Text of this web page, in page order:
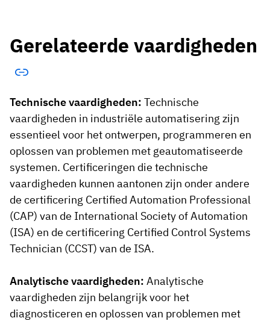
Gerelateerde vaardigheden
Technische vaardigheden: Technische
vaardigheden in industriële automatisering zijn
essentieel voor het ontwerpen, programmeren en
oplossen van problemen met geautomatiseerde
systemen. Certificeringen die technische
vaardigheden kunnen aantonen zijn onder andere
de certificering Certified Automation Professional
(CAP) van de International Society of Automation
(ISA) en de certificering Certified Control Systems
Technician (CCST) van de ISA.
Analytische vaardigheden: Analytische
vaardigheden zijn belangrijk voor het
diagnosticeren en oplossen van problemen met